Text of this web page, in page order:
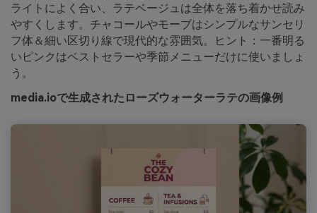
ライトによく合い、ラテベージュは全体を落ち着かせ読み
やすくします。チャコールやモーブはシンプルなサンセリ
フ体＆細い区切り線で現代的な雰囲気。ヒント：一番明る
いピンクはベストセラーや季節メニューだけに使いましょ
う。
media.ioで生成されたローズウォーターラテの画像例